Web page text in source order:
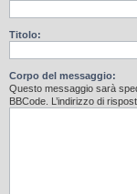
Titolo:
Corpo del messaggio:
Questo messaggio sarà
BBCode. L’indirizzo di